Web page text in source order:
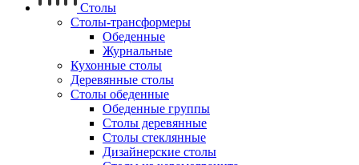
Столы
Столы-трансформеры
Обеденные
Журнальные
Кухонные столы
Деревянные столы
Столы обеденные
Обеденные группы
Столы деревянные
Столы стеклянные
Дизайнерские столы